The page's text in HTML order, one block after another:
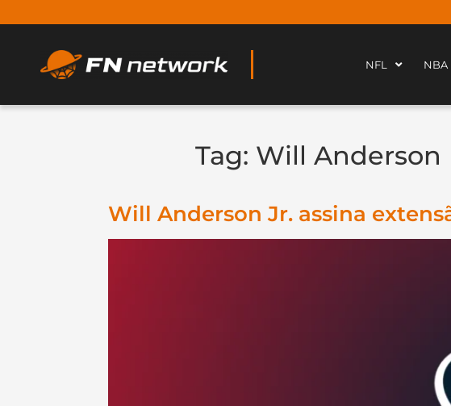
NFL NBA
Tag: Will Anderson
Will Anderson Jr. assina